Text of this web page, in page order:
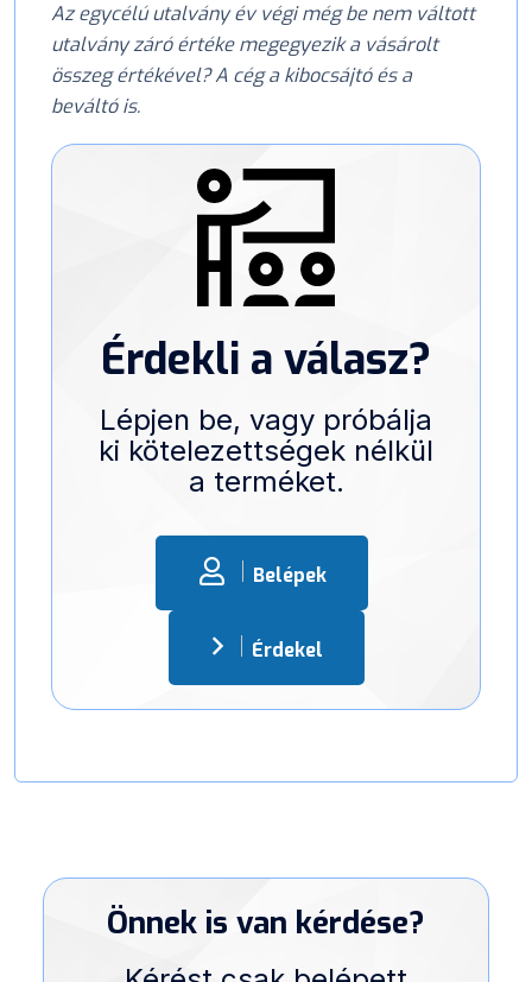
Az egycélú utalvány év végi még be nem váltott
utalvány záró értéke megegyezik a vásárolt
összeg értékével? A cég a kibocsájtó és a
beváltó is.
Érdekli a válasz?
Lépjen be, vagy próbálja
ki kötelezettségek nélkül
a terméket.
Belépek
Érdekel
Önnek is van kérdése?